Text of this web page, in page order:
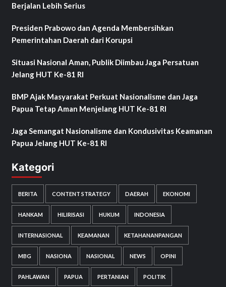
Berjalan Lebih Serius
Presiden Prabowo dan Agenda Membersihkan
Pemerintahan Daerah dari Korupsi
Situasi Nasional Aman, Publik Diimbau Jaga Persatuan
Jelang HUT Ke-81 RI
BMP Ajak Masyarakat Perkuat Nasionalisme dan Jaga
Papua Tetap Aman Menjelang HUT Ke-81 RI
Jaga Semangat Nasionalisme dan Kondusivitas Keamanan
Papua Jelang HUT Ke-81 RI
Kategori
BERITA CONTENT STRATEGY DAERAH EKONOMI
HANKAM HILIRISASI HUKUM INDONESIA
INTERNASIONAL KEAMANAN KETAHANANPANGAN
MBG NASIONA NASIONAL NEWS OPINI
PAHLAWAN PAPUA PERTANIAN POLITIK